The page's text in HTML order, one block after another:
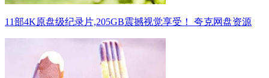
11部4K原盘级纪录片,205GB震撼视觉享受！ 夸克网盘资源